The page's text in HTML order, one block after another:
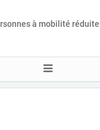
à mobilité réduite